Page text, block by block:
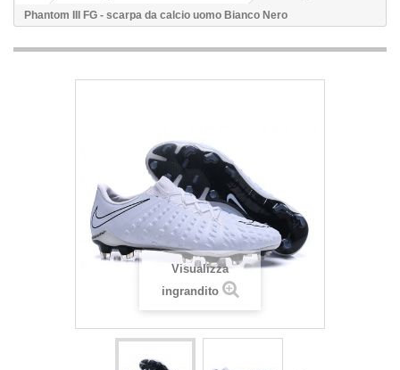
Phantom III FG - scarpa da calcio uomo Bianco Nero
Visualizza
ingrandito